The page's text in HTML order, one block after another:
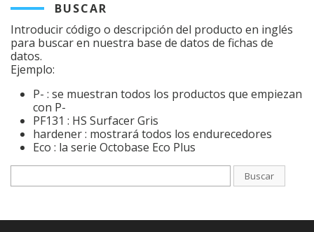
BUSCAR
Introducir código o descripción del producto en inglés
para buscar en nuestra base de datos de fichas de
datos.
Ejemplo:
P- : se muestran todos los productos que empiezan
con P-
PF131 : HS Surfacer Gris
hardener : mostrará todos los endurecedores
Eco : la serie Octobase Eco Plus
Buscar